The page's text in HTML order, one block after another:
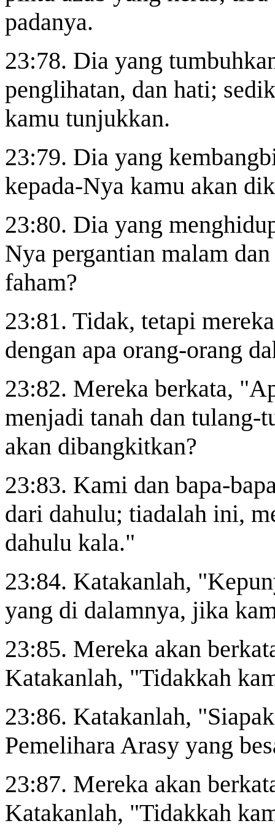
padanya.
23:78. Dia yang
penglihatan, dan hati;
kamu tunjukkan.
23:79. Dia yang
kepada-Nya kamu akan
23:80. Dia yang
Nya pergantian malam
faham?
23:81. Tidak, tetapi
dengan apa orang-orang
23:82. Mereka berkata,
menjadi tanah dan tulang-
akan dibangkitkan?
23:83. Kami dan bapa-
dari dahulu; tiadalah ini,
dahulu kala."
23:84. Katakanlah,
yang di dalamnya, jika
23:85. Mereka akan
Katakanlah, "Tidakkah
23:86. Katakanlah,
Pemelihara Arasy yang
23:87. Mereka akan
Katakanlah, "Tidakkah